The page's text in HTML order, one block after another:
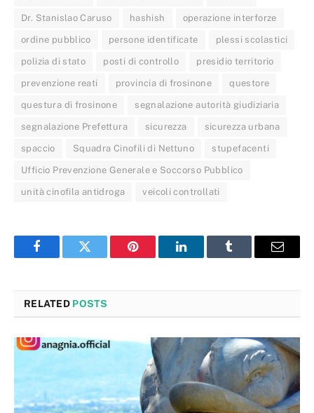
Dr. Stanislao Caruso hashish operazione interforze
ordine pubblico persone identificate plessi scolastici
polizia di stato posti di controllo presidio territorio
prevenzione reati provincia di frosinone questore
questura di frosinone segnalazione autorità giudiziaria
segnalazione Prefettura sicurezza sicurezza urbana
spaccio Squadra Cinofili di Nettuno stupefacenti
Ufficio Prevenzione Generale e Soccorso Pubblico
unità cinofila antidroga veicoli controllati
FacebookTwitter Pinterest LinkedInTumblr Email
RELATED POSTS